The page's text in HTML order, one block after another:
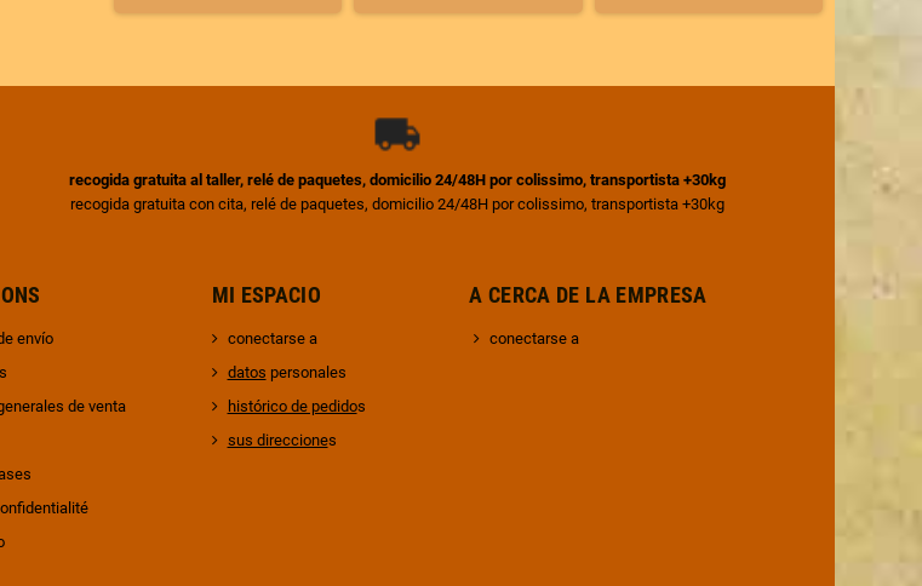
recogida gratuita al taller, relé de paquetes, domicilio 24/48H por colissimo, transportista +30kg
recogida gratuita con cita, relé de paquetes, domicilio 24/48H por colissimo, transportista +30kg
envío
de venta
MI ESPACIO A CERCA DE LA EMPRESA
conectarse a
conectarse a
datos personales
histórico de pedidos
sus direcciones